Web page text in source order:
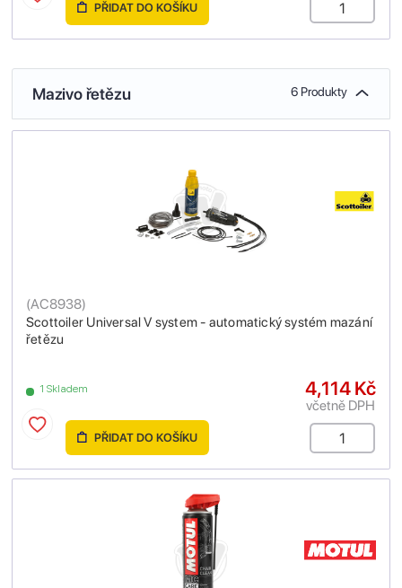
PŘIDAT DO KOŠÍKU
Mazivo řetězu 6 Produkty
Scottoiler Universal V system - automatický systém mazání
řetězu
(AC8938)
1 Skladem 4,114 Kč
včetně DPH
PŘIDAT DO KOŠÍKU